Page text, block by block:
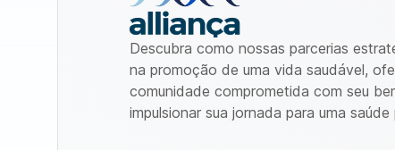
Descubra como nossas parcerias
na promoção de uma vida saudável,
comunidade comprometida com seu
impulsionar sua jornada para uma saúde